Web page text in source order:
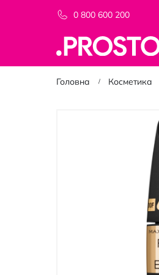
0 800 600 200
Головна Косметика